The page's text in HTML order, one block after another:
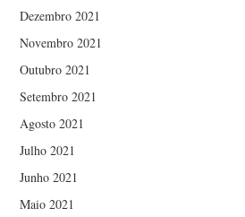
Dezembro 2021
Novembro 2021
Outubro 2021
Setembro 2021
Agosto 2021
Julho 2021
Junho 2021
Maio 2021